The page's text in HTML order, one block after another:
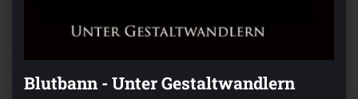
Blutbann - Unter Gestaltwandlern